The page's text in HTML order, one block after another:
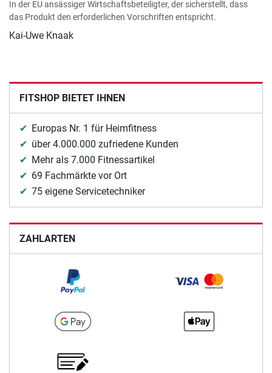
In der EU ansässiger Wirtschaftsbeteiligter, der sicherstellt, dass
das Produkt den erforderlichen Vorschriften entspricht.
Kai-Uwe Knaak
FITSHOP BIETET IHNEN
Europas Nr. 1 für Heimfitness
über 4.000.000 zufriedene Kunden
Mehr als 7.000 Fitnessartikel
69 Fachmärkte vor Ort
75 eigene Servicetechniker
ZAHLARTEN